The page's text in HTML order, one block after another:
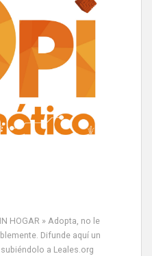
HOGAR » Adopta, no le
Difunde aquí un
a Leales.org